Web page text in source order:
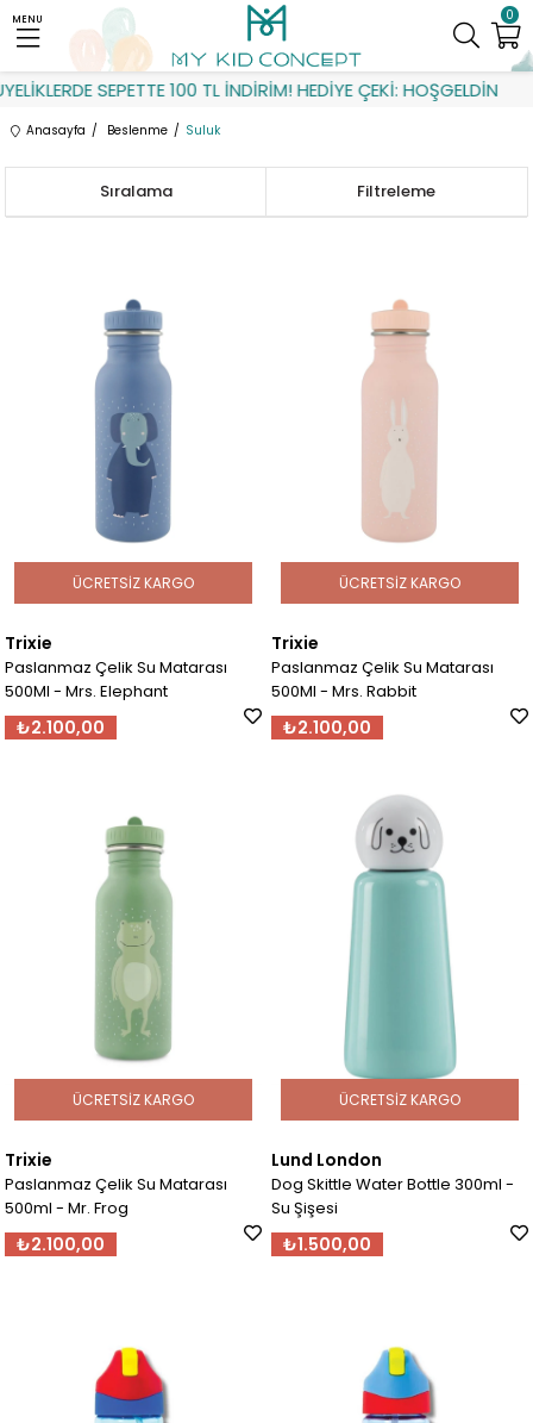
SEPETTE 100 TL İNDİRİM! HEDİYE ÇEKİ: HOŞGELDİN
0
MENU
Anasayfa Beslenme Suluk
Filtreleme
Sıralama
Trixie
Paslanmaz Çelik Su Matarası
500Ml - Mrs. Elephant
₺2.100,00
ÜCRETSIZ KARGO
Trixie
Paslanmaz Çelik Su Matarası
500Ml - Mrs. Rabbit
₺2.100,00
ÜCRETSIZ KARGO
Trixie
Paslanmaz Çelik Su Matarası
500ml - Mr. Frog
₺2.100,00
ÜCRETSIZ KARGO
Lund London
Dog Skittle Water Bottle 300ml -
Su Şişesi
₺1.500,00
ÜCRETSIZ KARGO